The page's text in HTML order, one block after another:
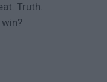
Truth.